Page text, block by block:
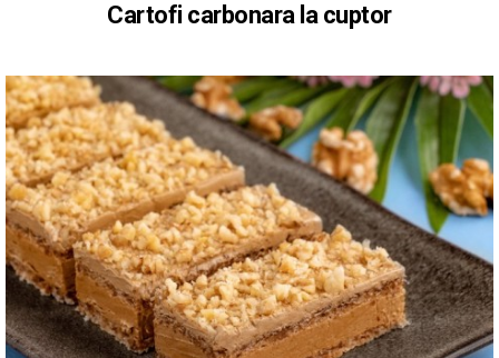
Cartofi carbonara la cuptor